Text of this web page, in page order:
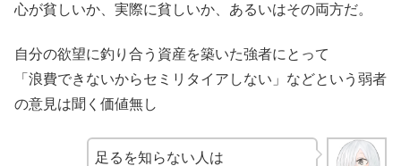
心が貧しいか、実際に貧しいか、あるいはその両方だ。
自分の欲望に釣り合う資産を築いた強者にとって
「浪費できないからセミリタイアしない」などという弱者
の意見は聞く価値無し
足るを知らない人は